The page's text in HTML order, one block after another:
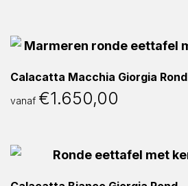
Calacatta Macchia Giorgia Rond
vanaf €1.650,00